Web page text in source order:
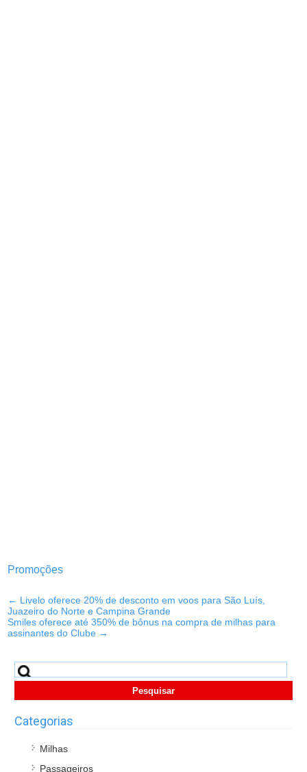
Promoções
← Livelo oferece 20% de desconto em voos para São Luís,
Juazeiro do Norte e Campina Grande
Smiles oferece até 350% de bônus na compra de milhas para
assinantes do Clube →
Pesquisar
por:
Categorias
Milhas
Passageiros